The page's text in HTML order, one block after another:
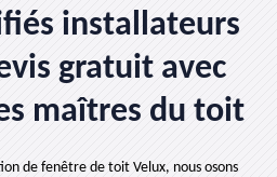
installateurs
gratuit avec
maîtres du toit
de fenêtre de toit Velux, nous osons